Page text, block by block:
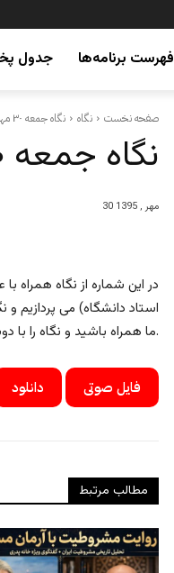
فهرست برنامه‌ها جدول
صفحه نخست نگاه نگاه جمعه ۳۰ مهر
نگاه جمعه ۳۰ مهر
30 مهر , 1395
در این شماره از نگاه
استاد دانشگاه) می پردازیم
ما همراه باشید و نگاه را با دوستان خود به اشتراک بگذارید و نظرات خود را در ارتباط با این برنامه برای ما ارسال نمایید.
دانلود فایل صوتی
مطالب مرتبط